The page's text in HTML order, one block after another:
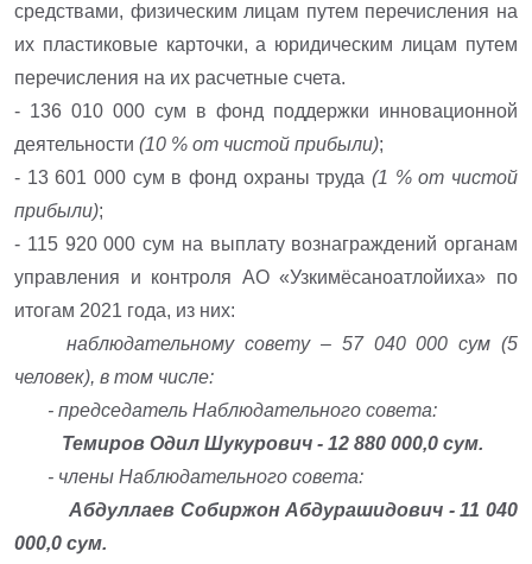
средствами, физическим лицам путем перечисления на
их пластиковые карточки, а юридическим лицам путем
перечисления на их расчетные счета.
- 136 010 000 сум в фонд поддержки инновационной
деятельности (10 % от чистой прибыли);
- 13 601 000 сум в фонд охраны труда (1 % от чистой
прибыли);
- 115 920 000 сум на выплату вознаграждений органам
управления и контроля АО «Узкимёсаноатлойиха» по
итогам 2021 года, из них:
наблюдательному совету – 57 040 000 сум (5
человек), в том числе:
- председатель Наблюдательного совета:
Темиров Одил Шукурович - 12 880 000,0 сум.
- члены Наблюдательного совета:
Абдуллаев Собиржон Абдурашидович - 11 040
000,0 сум.